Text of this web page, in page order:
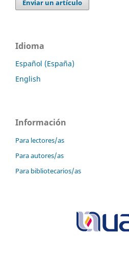
Enviar un artículo
Idioma
Español (España)
English
Información
Para lectores/as
Para autores/as
Para bibliotecarios/as